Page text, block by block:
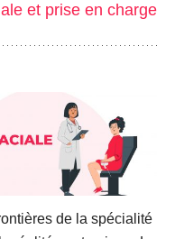
et prise en charge
de la spécialité